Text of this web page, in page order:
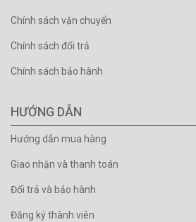
Chính sách vận chuyển
Chính sách đổi trả
Chính sách bảo hành
HƯỚNG DẪN
Hướng dẫn mua hàng
Giao nhận và thanh toán
Đổi trả và bảo hành
Đăng ký thành viên